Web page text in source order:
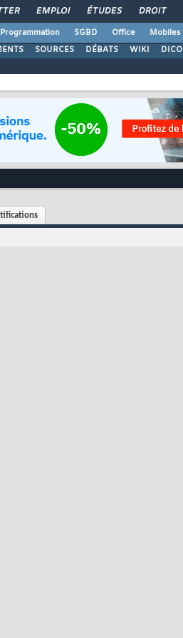
EMPLOI ÉTUDES DROIT
Programmation SGBD Office Mobiles
SOURCES DÉBATS WIKI DICO